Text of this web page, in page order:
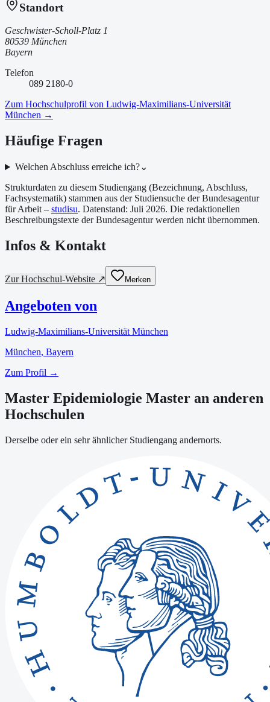
Standort
Geschwister-Scholl-Platz 1
80539 München
Bayern
Telefon
089 2180-0
Zum Hochschulprofil von Ludwig-Maximilians-Universität
München →
Häufige Fragen
Welchen Abschluss erreiche ich?⌄
Strukturdaten zu diesem Studiengang (Bezeichnung, Abschluss,
Fachsystematik) stammen aus der Studiensuche der Bundesagentur
für Arbeit – studisu. Datenstand: Juli 2026. Die redaktionellen
Beschreibungstexte der Bundesagentur werden nicht übernommen.
Infos & Kontakt
Zur Hochschul-Website ↗ Merken
Angeboten von
Ludwig-Maximilians-Universität München
München, Bayern
Zum Profil →
Master Epidemiologie Master an anderen
Hochschulen
Derselbe oder ein sehr ähnlicher Studiengang andernorts.